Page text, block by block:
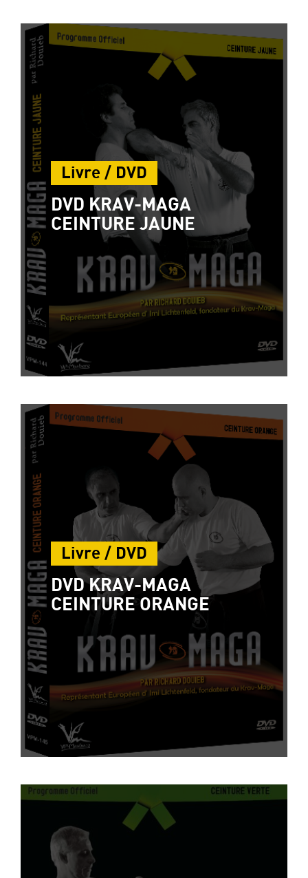
Livre / DVD
DVD KRAV-MAGA
CEINTURE JAUNE
Livre / DVD
DVD KRAV-MAGA
CEINTURE ORANGE